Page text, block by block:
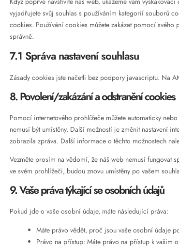
vyjadřujete svůj souhlas s používáním kategorií souborů
cookies. Používání cookies můžete zakázat pomocí
správně.
7.1 Správa nastavení souhlasu
Zásady cookies jste načetli bez podpory javascriptu. Na
8. Povolení/zakázání a odstranění cookies
Pomocí internetového prohlížeče můžete automaticky
nemusí být umístěny. Další možností je změnit nastavení
zobrazila zpráva. Další informace o těchto možnostech
Vezměte prosím na vědomí, že náš web nemusí fungovat
ve svém prohlížeči, budou znovu umístěny po vašem
9. Vaše práva týkající se osobních údajů
Pokud jde o vaše osobní údaje, máte následující práva:
Máte právo vědět, proč jsou vaše osobní údaje
Právo na přístup: Máte právo na přístup k vašim